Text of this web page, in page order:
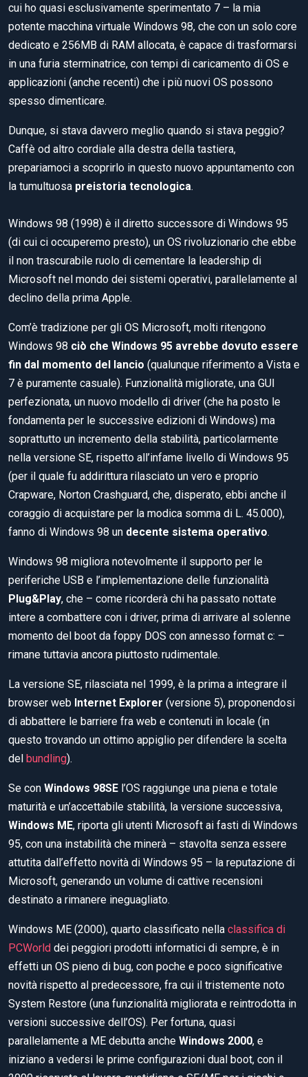
cui ho quasi esclusivamente sperimentato 7 – la mia
potente macchina virtuale Windows 98, che con un solo core
dedicato e 256MB di RAM allocata, è capace di trasformarsi
in una furia sterminatrice, con tempi di caricamento di OS e
applicazioni (anche recenti) che i più nuovi OS possono
spesso dimenticare.
Dunque, si stava davvero meglio quando si stava peggio?
Caffè od altro cordiale alla destra della tastiera,
prepariamoci a scoprirlo in questo nuovo appuntamento con
la tumultuosa preistoria tecnologica.
Windows 98 (1998) è il diretto successore di Windows 95
(di cui ci occuperemo presto), un OS rivoluzionario che ebbe
il non trascurabile ruolo di cementare la leadership di
Microsoft nel mondo dei sistemi operativi, parallelamente al
declino della prima Apple.
Com’è tradizione per gli OS Microsoft, molti ritengono
Windows 98 ciò che Windows 95 avrebbe dovuto essere
fin dal momento del lancio (qualunque riferimento a Vista e
7 è puramente casuale). Funzionalità migliorate, una GUI
perfezionata, un nuovo modello di driver (che ha posto le
fondamenta per le successive edizioni di Windows) ma
soprattutto un incremento della stabilità, particolarmente
nella versione SE, rispetto all’infame livello di Windows 95
(per il quale fu addirittura rilasciato un vero e proprio
Crapware, Norton Crashguard, che, disperato, ebbi anche il
coraggio di acquistare per la modica somma di L. 45.000),
fanno di Windows 98 un decente sistema operativo.
Windows 98 migliora notevolmente il supporto per le
periferiche USB e l’implementazione delle funzionalità
Plug&Play, che – come ricorderà chi ha passato nottate
intere a combattere con i driver, prima di arrivare al solenne
momento del boot da foppy DOS con annesso format c: –
rimane tuttavia ancora piuttosto rudimentale.
La versione SE, rilasciata nel 1999, è la prima a integrare il
browser web Internet Explorer (versione 5), proponendosi
di abbattere le barriere fra web e contenuti in locale (in
questo trovando un ottimo appiglio per difendere la scelta
del bundling).
Se con Windows 98SE l’OS raggiunge una piena e totale
maturità e un’accettabile stabilità, la versione successiva,
Windows ME, riporta gli utenti Microsoft ai fasti di Windows
95, con una instabilità che minerà – stavolta senza essere
attutita dall’effetto novità di Windows 95 – la reputazione di
Microsoft, generando un volume di cattive recensioni
destinato a rimanere ineguagliato.
Windows ME (2000), quarto classificato nella classifica di
PCWorld dei peggiori prodotti informatici di sempre, è in
effetti un OS pieno di bug, con poche e poco significative
novità rispetto al predecessore, fra cui il tristemente noto
System Restore (una funzionalità migliorata e reintrodotta in
versioni successive dell’OS). Per fortuna, quasi
parallelamente a ME debutta anche Windows 2000, e
iniziano a vedersi le prime configurazioni dual boot, con il